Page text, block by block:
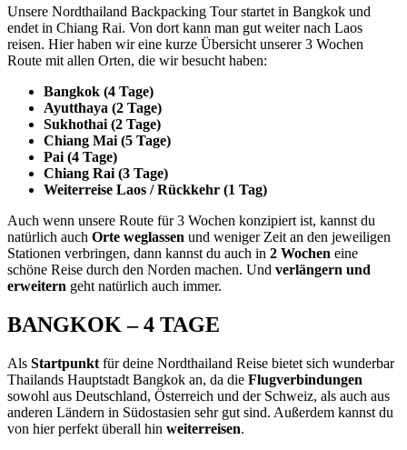
Unsere Nordthailand Backpacking Tour startet in Bangkok und
endet in Chiang Rai. Von dort kann man gut weiter nach Laos
reisen. Hier haben wir eine kurze Übersicht unserer 3 Wochen
Route mit allen Orten, die wir besucht haben:
Bangkok (4 Tage)
Ayutthaya (2 Tage)
Sukhothai (2 Tage)
Chiang Mai (5 Tage)
Pai (4 Tage)
Chiang Rai (3 Tage)
Weiterreise Laos / Rückkehr (1 Tag)
Auch wenn unsere Route für 3 Wochen konzipiert ist, kannst du
natürlich auch Orte weglassen und weniger Zeit an den jeweiligen
Stationen verbringen, dann kannst du auch in 2 Wochen eine
schöne Reise durch den Norden machen. Und verlängern und
erweitern geht natürlich auch immer.
BANGKOK – 4 TAGE
Als Startpunkt für deine Nordthailand Reise bietet sich wunderbar
Thailands Hauptstadt Bangkok an, da die Flugverbindungen
sowohl aus Deutschland, Österreich und der Schweiz, als auch aus
anderen Ländern in Südostasien sehr gut sind. Außerdem kannst du
von hier perfekt überall hin weiterreisen.